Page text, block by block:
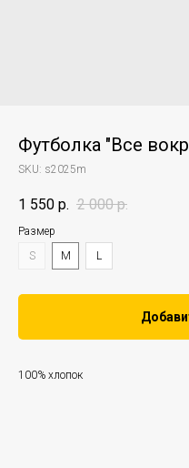
Футболка "Все
SKU: s2025m
1 550 р. 2 000 р.
Размер
S
M L
100% хлопок